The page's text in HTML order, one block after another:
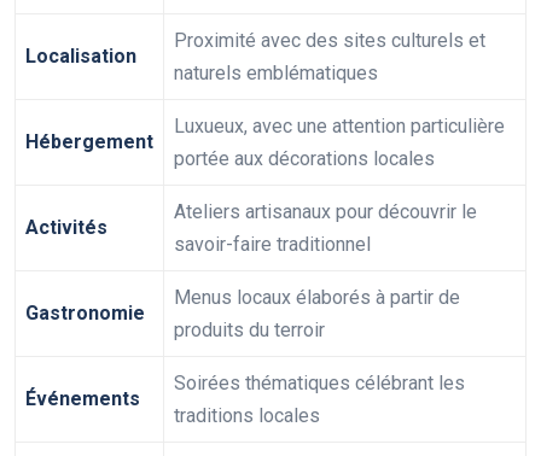
Localisation
Proximité avec des sites culturels et
naturels emblématiques
Hébergement
Luxueux, avec une attention particulière
portée aux décorations locales
Activités
Ateliers artisanaux pour découvrir le
savoir-faire traditionnel
Gastronomie
Menus locaux élaborés à partir de
produits du terroir
Événements
Soirées thématiques célébrant les
traditions locales